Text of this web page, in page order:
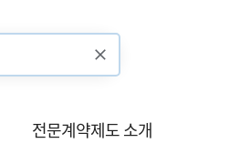
전문계약제도 소개